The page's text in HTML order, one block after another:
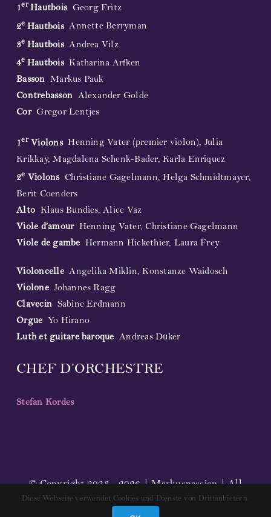
1erHautboisGeorg Fritz
2e HautboisAnnette Berryman
3e HautboisAndrea Vilz
4e HautboisKatharina Arfken
Basson Markus Pauk
Contrebasson Alexander Golde
CorGregor Lentjes
1er ViolonsHenning Vater (premier violon), Julia
Krikkay, Magdalena Schenk-Bader, Karla Enriquez
2e ViolonsChristiane Gagelmann, Helga Schmidtmayer,
Berit Coenders
Alto Klaus Bundies, Alice Vaz
Viole d’amourHenning Vater, Christiane Gagelmann
Viole de gambe Hermann Hickethier, Laura Frey
VioloncelleAngelika Miklin, Konstanze Waidosch
VioloneJohannes Ragg
Clavecin Sabine Erdmann
Orgue Yo Hirano
Luth et guitare baroque Andreas Düker
CHEF D’ORCHESTRE
Stefan Kordes
© Copyright 2023 - 2026 | Markuspassion | All
Rights Reserved |Impressum
Diese Webseite verwendet Cookies und Dienste von Drittanbietern.